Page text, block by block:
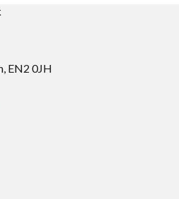
EN2 0JH